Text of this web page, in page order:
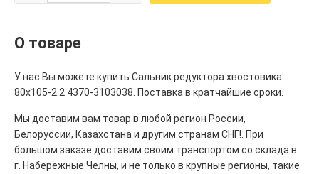
О товаре
У нас Вы можете купить Сальник редуктора хвостовика
80х105-2.2 4370-3103038. Поставка в кратчайшие сроки.
Мы доставим вам товар в любой регион России,
Белоруссии, Казахстана и другим странам СНГ!. При
большом заказе доставим своим транспортом со склада в
г. Набережные Челны, и не только в крупные регионы, такие